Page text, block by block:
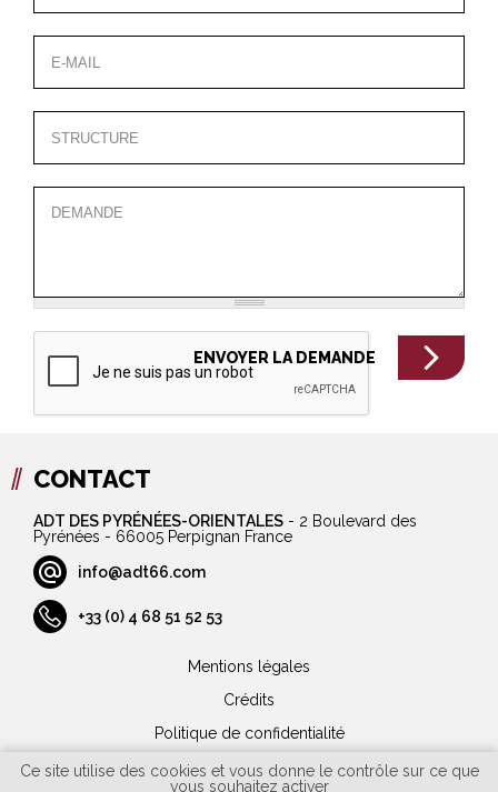
Ce site utilise des cookies et vous donne le contrôle sur ce que
vous souhaitez activer
CONTACT
ADT DES PYRÉNÉES-ORIENTALES - 2 Boulevard des
Pyrénées - 66005 Perpignan France
info@adt66.com
+33 (0) 4 68 51 52 53
Mentions légales
Crédits
Politique de confidentialité
Plan du site